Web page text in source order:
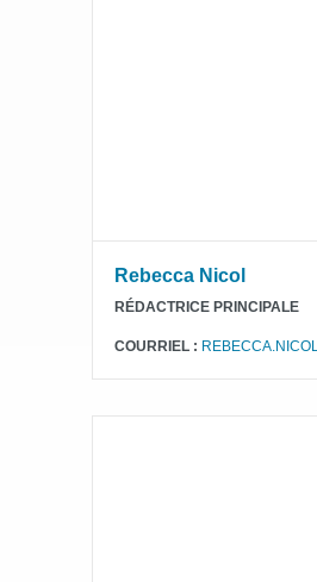
Rebecca Nicol
RÉDACTRICE PRINCIPALE
COURRIEL :